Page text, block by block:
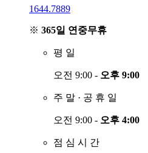
1644.7889
※ 365일 연중무휴
평 일
오전 9:00 - 오후 9:00
주 말 · 공 휴 일
오전 9:00 - 오후 4:00
점 심 시 간